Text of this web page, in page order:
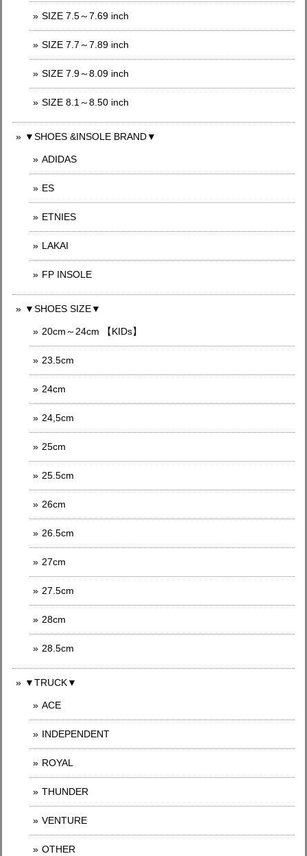
SIZE 7.5～7.69 inch
SIZE 7.7～7.89 inch
SIZE 7.9～8.09 inch
SIZE 8.1～8.50 inch
▼SHOES &INSOLE BRAND▼
ADIDAS
ES
ETNIES
LAKAI
FP INSOLE
▼SHOES SIZE▼
20cm～24cm 【KIDs】
23.5cm
24cm
24,5cm
25cm
25.5cm
26cm
26.5cm
27cm
27.5cm
28cm
28.5cm
▼TRUCK▼
ACE
INDEPENDENT
ROYAL
THUNDER
VENTURE
OTHER